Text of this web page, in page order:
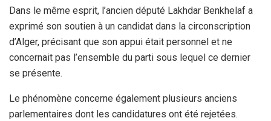
Dans le même esprit, l’ancien député Lakhdar Benkhelaf a
exprimé son soutien à un candidat dans la circonscription
d’Alger, précisant que son appui était personnel et ne
concernait pas l’ensemble du parti sous lequel ce dernier
se présente.
Le phénomène concerne également plusieurs anciens
parlementaires dont les candidatures ont été rejetées.